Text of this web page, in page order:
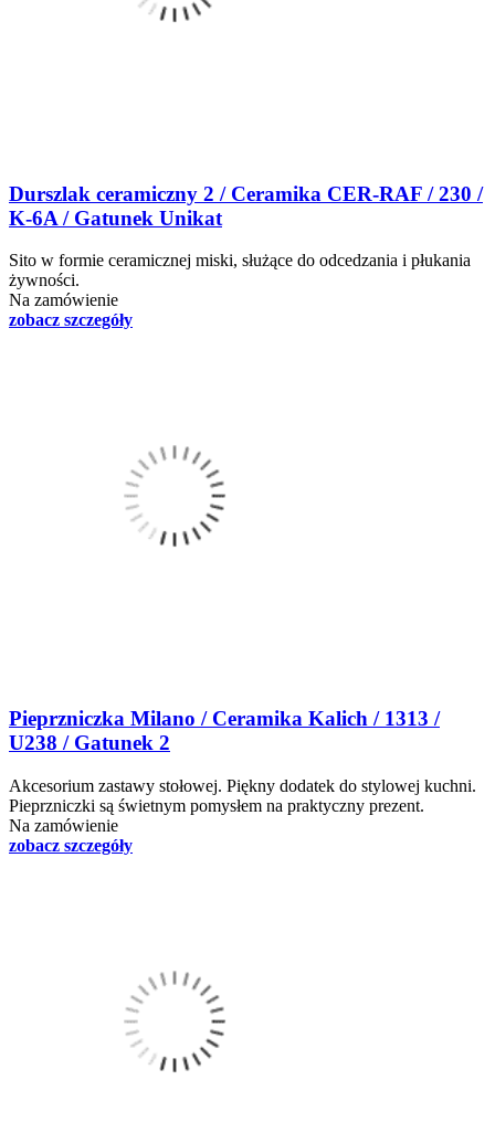
Durszlak ceramiczny 2 / Ceramika CER-RAF / 230 /
K-6A / Gatunek Unikat
Sito w formie ceramicznej miski, służące do odcedzania i płukania
żywności.
Na zamówienie
zobacz szczegóły
Pieprzniczka Milano / Ceramika Kalich / 1313 /
U238 / Gatunek 2
Akcesorium zastawy stołowej. Piękny dodatek do stylowej kuchni.
Pieprzniczki są świetnym pomysłem na praktyczny prezent.
Na zamówienie
zobacz szczegóły